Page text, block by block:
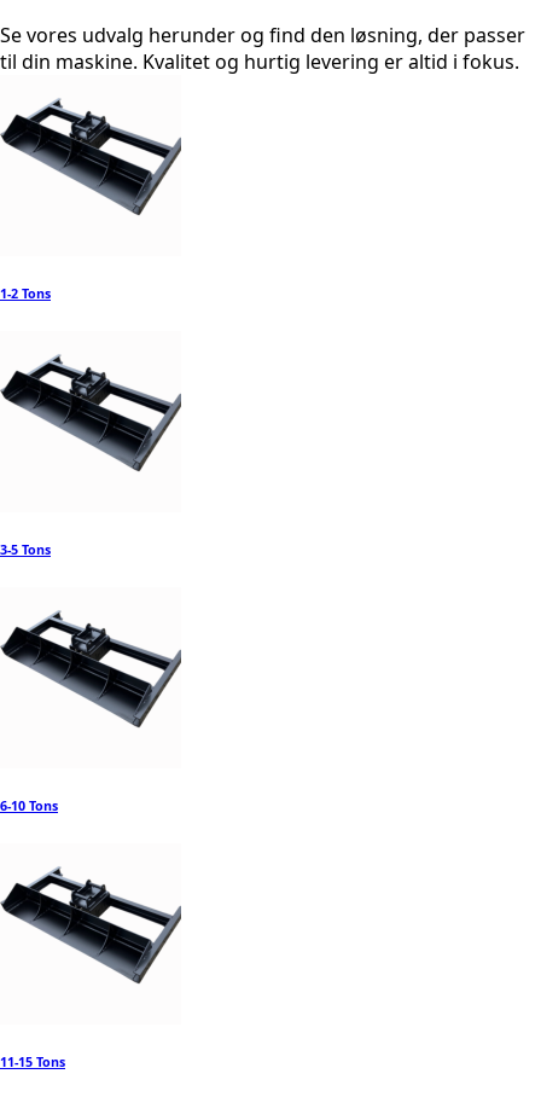
Se vores udvalg herunder og find den løsning, der passer
til din maskine. Kvalitet og hurtig levering er altid i fokus.
1-2 Tons
3-5 Tons
6-10 Tons
11-15 Tons